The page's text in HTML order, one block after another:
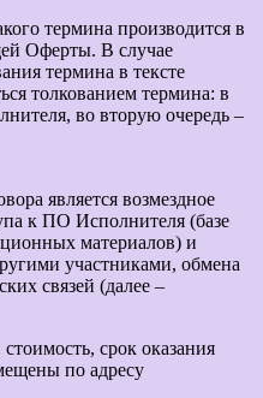
термина производится в
Оферты. В случае
термина в тексте
толкованием термина: в
во вторую очередь –
является возмездное
к ПО Исполнителя (базе
материалов) и
участниками, обмена
связей (далее –
срок оказания
по адресу